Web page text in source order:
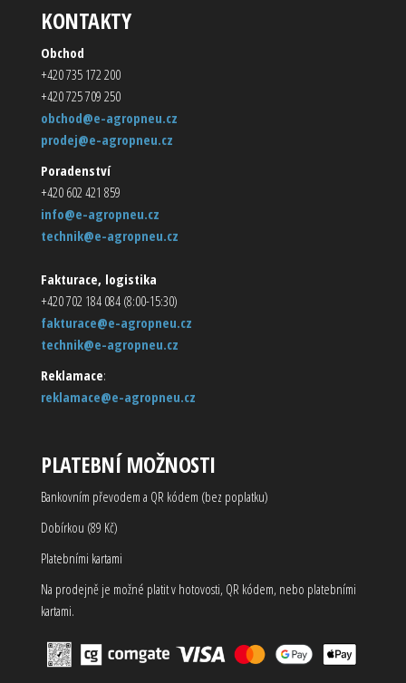
KONTAKTY
Obchod
+420 735 172 200
+420 725 709 250
obchod@e-agropneu.cz
prodej@e-agropneu.cz
Poradenství
+420 602 421 859
info@e-agropneu.cz
technik@e-agropneu.cz
Fakturace, logistika
+420 702 184 084 (8:00-15:30)
fakturace@e-agropneu.cz
technik@e-agropneu.cz
Reklamace:
reklamace@e-agropneu.cz
PLATEBNÍ MOŽNOSTI
Bankovním převodem a QR kódem (bez poplatku)
Dobírkou (89 Kč)
Platebními kartami
Na prodejně je možné platit v hotovosti, QR kódem, nebo platebními
kartami.